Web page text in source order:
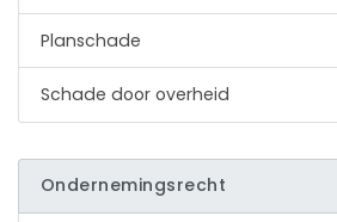
Planschade
Schade door overheid
Ondernemingsrecht